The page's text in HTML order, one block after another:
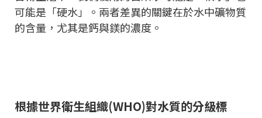
可能是「硬水」。兩者差異的關鍵在於水中礦物質
的含量，尤其是鈣與鎂的濃度。
根據世界衛生組織(WHO)對水質的分級標